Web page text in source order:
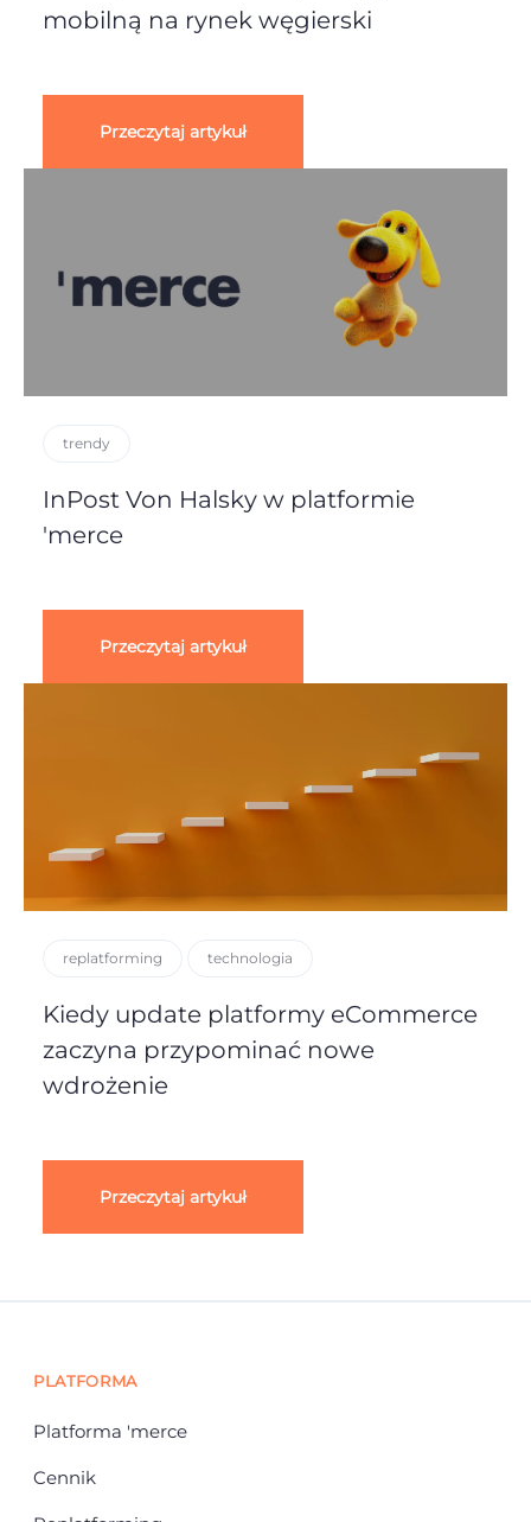
mobilną na rynek węgierski
Przeczytaj artykuł
trendy
InPost Von Halsky w platformie
'merce
Przeczytaj artykuł
replatforming technologia
Kiedy update platformy eCommerce
zaczyna przypominać nowe
wdrożenie
Przeczytaj artykuł
PLATFORMA
Platforma 'merce
Cennik